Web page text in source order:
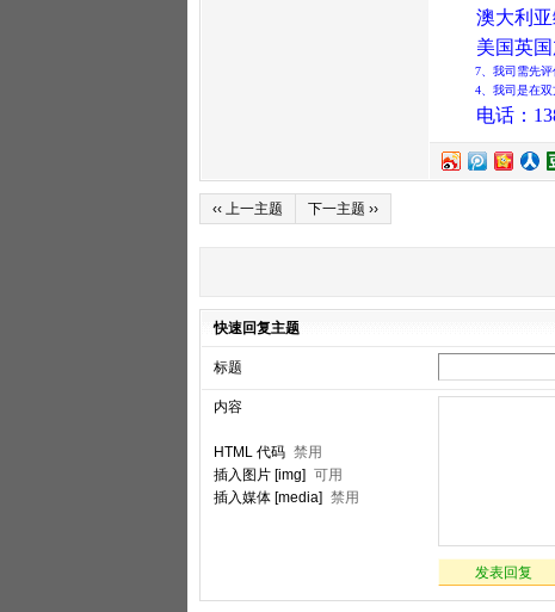
澳大利亚
美国英
7、我司需先评
4、我司是在双
电话：
‹‹ 上一主题 下一主题 ››
快速回复主题
标题
内容
HTML 代码 禁用
插入图片 [img] 可用
插入媒体 [media] 禁用
发表回复